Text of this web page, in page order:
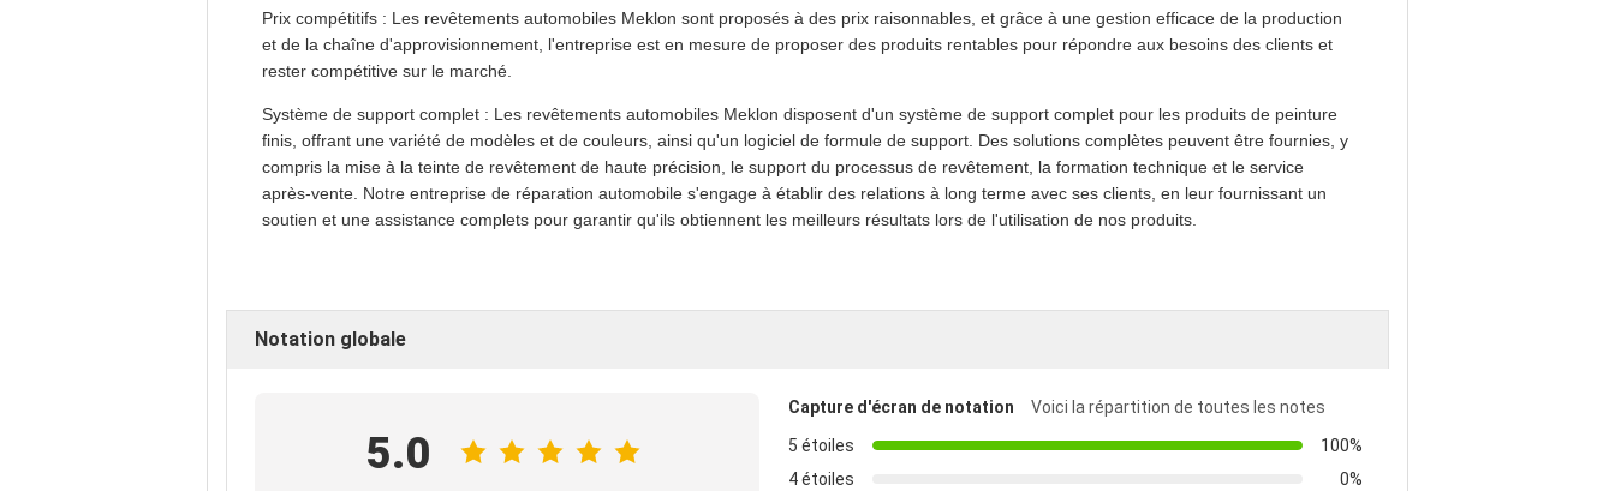
Prix compétitifs : Les revêtements automobiles Meklon sont proposés à des prix raisonnables, et grâce à une gestion efficace de la production
et de la chaîne d'approvisionnement, l'entreprise est en mesure de proposer des produits rentables pour répondre aux besoins des clients et
rester compétitive sur le marché.
Système de support complet : Les revêtements automobiles Meklon disposent d'un système de support complet pour les produits de peinture
finis, offrant une variété de modèles et de couleurs, ainsi qu'un logiciel de formule de support. Des solutions complètes peuvent être fournies, y
compris la mise à la teinte de revêtement de haute précision, le support du processus de revêtement, la formation technique et le service
après-vente. Notre entreprise de réparation automobile s'engage à établir des relations à long terme avec ses clients, en leur fournissant un
soutien et une assistance complets pour garantir qu'ils obtiennent les meilleurs résultats lors de l'utilisation de nos produits.
Notation globale
5.0
Capture d'écran de notation
Voici la répartition de toutes les notes
5 étoiles
100%
4 étoiles
0%